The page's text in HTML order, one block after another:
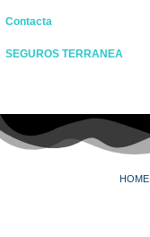
Contacta
SEGUROS TERRANEA
HOME